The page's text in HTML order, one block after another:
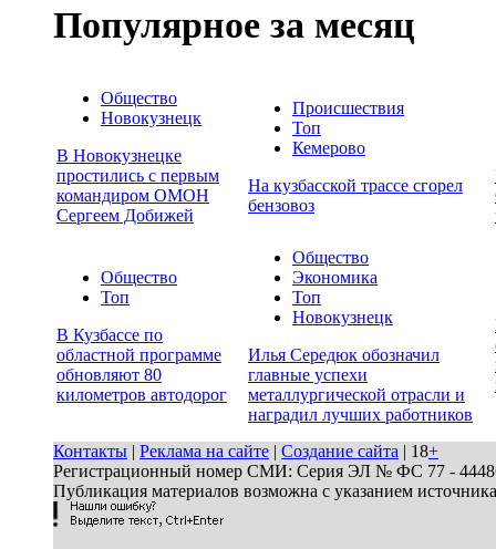
Популярное за месяц
Общество
Новокузнецк
В Новокузнецке
простились с первым
командиром ОМОН
Сергеем Добижей
Происшествия
Топ
Кемерово
На кузбасской трассе сгорел
бензовоз
Общество
Топ
В Кузбассе по
областной программе
обновляют 80
километров автодорог
Общество
Экономика
Топ
Новокузнецк
Илья Середюк обозначил
главные успехи
металлургической отрасли и
наградил лучших работников
Контакты | Реклама на сайте | Создание сайта | 18+
Регистрационный номер СМИ: Серия ЭЛ № ФС 77 - 44486
Публикация материалов возможна с указанием